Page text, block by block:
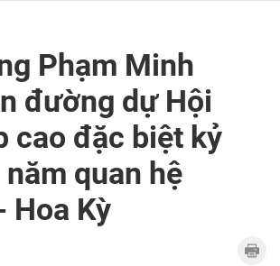
Phạm Minh
đường dự Hội
cao đặc biệt kỷ
quan hệ
Hoa Kỳ